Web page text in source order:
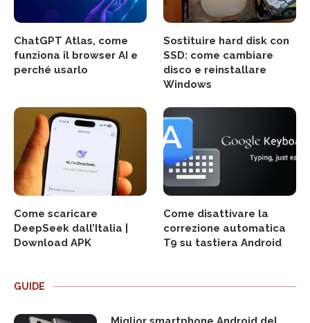
ChatGPT Atlas, come
funziona il browser AI e
perché usarlo
Sostituire hard disk con
SSD: come cambiare
disco e reinstallare
Windows
Come scaricare
DeepSeek dall’Italia |
Download APK
Come disattivare la
correzione automatica
T9 su tastiera Android
GUIDE